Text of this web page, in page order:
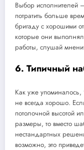
Выбор исполнителей
потратить больше
бригаду с хорошими
которые они
работы, слушай
6. Типичный
Как уже
не всегда хорошо.
потолочной высотой
размеры, то вместо
нестандартных
возможно, это